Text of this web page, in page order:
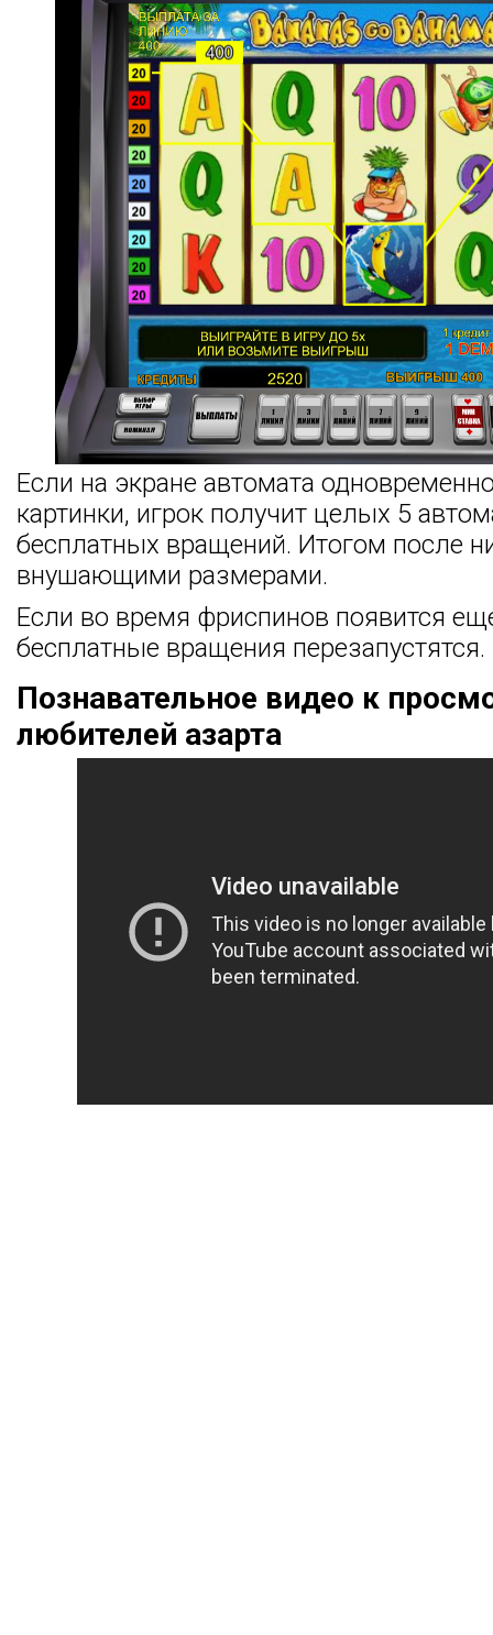
Если на экране автомата
картинки, игрок получит целых 5
бесплатных вращений. Итогом после
внушающими размерами.
Если во время фриспинов появится
бесплатные вращения перезапустятся.
Познавательное видео к
любителей азарта